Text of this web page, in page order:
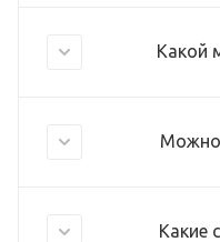
Какой
Можно
Какие